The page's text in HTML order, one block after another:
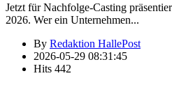
Jetzt für Nachfolge-Casting
2026. Wer ein Unternehmen...
By Redaktion HallePost
2026-05-29 08:31:45
Hits 442